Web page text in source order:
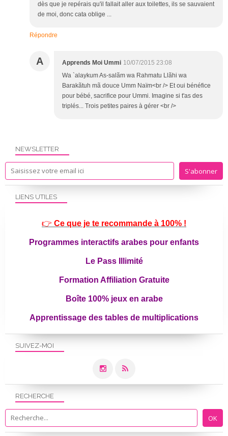
dès que je repérais qu'il fallait aller aux toilettes, ils se sauvaient
de moi, donc cata oblige ...
Répondre
A Apprends Moi Ummi 10/07/2015 23:08
Wa `alaykum As-salãm wa Rahmatu Llãhi wa
Barakãtuh mã douce Umm Naïm<br /> Et oui bénéfice
pour bébé, sacrifice pour Ummi. Imagine si t'as des
triplés... Trois petites paires à gérer <br />
NEWSLETTER
SUIVEZ-MOI
RECHERCHE
LIENS UTILES
👉 Ce que je te recommande à 100% !
Programmes interactifs arabes pour enfants
Le Pass Illimité
Formation Affiliation Gratuite
Boîte 100% jeux en arabe
Apprentissage des tables de multiplications